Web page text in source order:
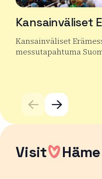
Kansainväliset
Kansainväliset
messutapahtuma
Visit Häme